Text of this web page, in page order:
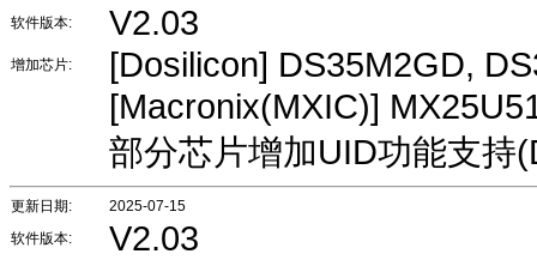
软件版本:
V2.03
增加芯片:
[Dosilicon] DS35M2GD,
[Macronix(MXIC)]
部分芯片增加UID功能支持
更新日期:
2025-07-15
软件版本:
V2.03